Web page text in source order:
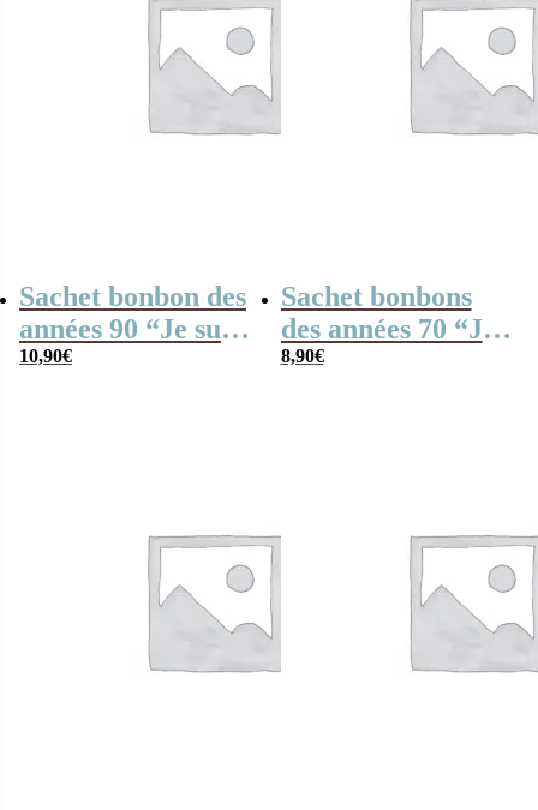
Sachet bonbon des
années 90 “Je suis
une prof de danse
10,90€
Sachet bonbons
des années 70 “Je
suis une prof de
8,90€